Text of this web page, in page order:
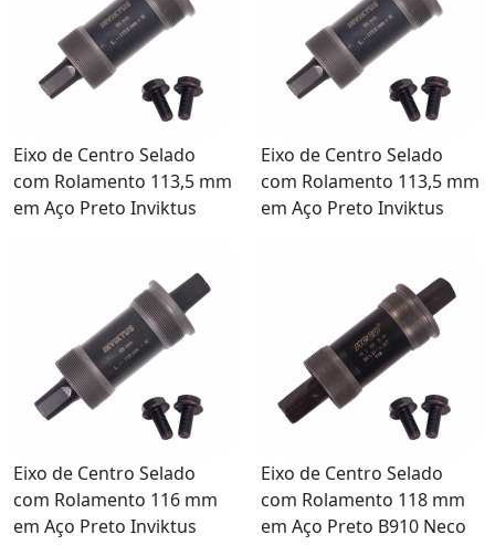
Eixo de Centro Selado
com Rolamento 113,5 mm
em Aço Preto Inviktus
Eixo de Centro Selado
com Rolamento 113,5 mm
em Aço Preto Inviktus
Eixo de Centro Selado
com Rolamento 116 mm
em Aço Preto Inviktus
Eixo de Centro Selado
com Rolamento 118 mm
em Aço Preto B910 Neco